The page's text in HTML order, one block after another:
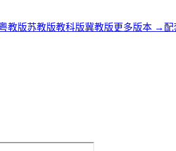
教版苏教版教科版冀教版更多版本 → 配